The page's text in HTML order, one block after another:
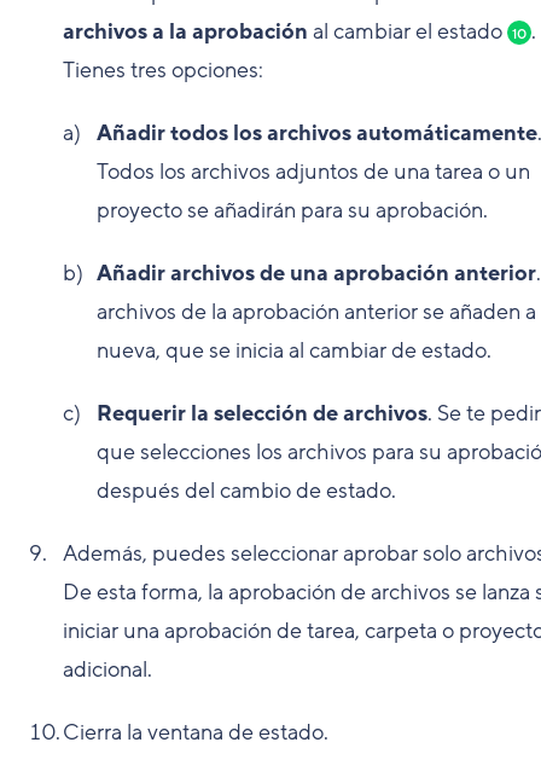
archivos a la aprobación al cambiar el estado 10 .
Tienes tres opciones:
Añadir todos los archivos automáticamente.
Todos los archivos adjuntos de una tarea o un
proyecto se añadirán para su aprobación.
Añadir archivos de una aprobación anterior
archivos de la aprobación anterior se añaden a
nueva, que se inicia al cambiar de estado.
Requerir la selección de archivos. Se te
que selecciones los archivos para su
después del cambio de estado.
Además, puedes seleccionar aprobar solo
De esta forma, la aprobación de archivos se lanza
iniciar una aprobación de tarea, carpeta o
adicional.
Cierra la ventana de estado.